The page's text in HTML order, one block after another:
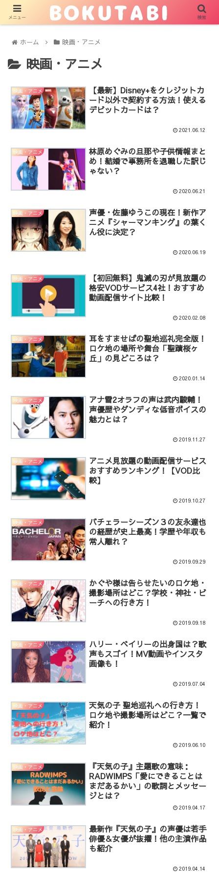
ホーム 映画・アニメ
映画・アニメ
映画・アニメ
【最新】Disney+をクレジットカ
ード以外で契約する方法！使える
デビットカードは？
2021.06.12
映画・アニメ
林原めぐみの旦那や子供情報まと
め！結婚で事務所を退職した訳じ
ゃない？
2020.06.21
映画・アニメ
声優・佐藤ゆうこの現在！新作ア
ニメ『シャーマンキング』の葉く
ん役に決定？
2020.06.19
映画・アニメ
【初回無料】鬼滅の刃が見放題の
格安VODサービス4社！おすすめ
動画配信サイト比較！
2020.02.08
映画・アニメ
耳をすませばの聖地巡礼完全版！
ロケ地の場所や舞台「聖蹟桜ヶ
丘」の見どころは？
2020.01.14
映画・アニメ
アナ雪2オラフの声は武内駿輔！
声優歴やダンディな低音ボイスの
魅力とは？
2019.11.27
映画・アニメ
アニメ見放題の動画配信サービス
おすすめランキング！【VOD比
較】
2019.10.27
映画・アニメ
バチェラーシーズン３の友永達也
の経歴が史上最高！学歴や年収も
常人離れ？
2019.09.29
映画・アニメ
かぐや様は告らせたいのロケ地・
撮影場所はどこ？学校・神社・ビ
ーチへの行き方！
2019.09.18
映画・アニメ
ハリー・ベイリーの出身国は？歌
声もスゴイ！MV動画やインスタ
画像も！
2019.07.04
映画・アニメ
天気の子 聖地巡礼への行き方！
ロケ地や撮影場所はどこ？一覧で
紹介！
2019.06.10
映画・アニメ
『天気の子』主題歌の意味：
RADWIMPS「愛にできることは
まだあるかい」の歌詞とメッセー
ジとは？
2019.04.17
映画・アニメ
最新作『天気の子』の声優は若手
俳優＆女優が抜擢！他の主演作品
も紹介
2019.04.14
メニュー 検索